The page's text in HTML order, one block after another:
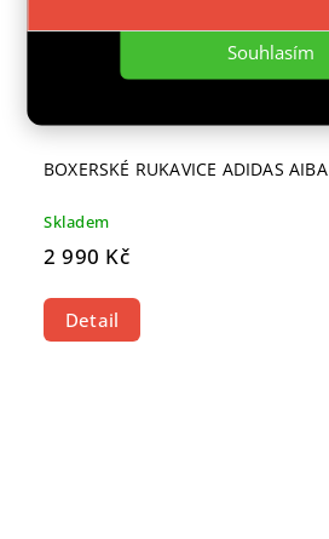
Souhlasím
BOXERSKÉ RUKAVICE ADIDAS AIBA
Skladem
2 990 Kč
Detail